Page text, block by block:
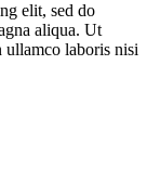
elit, sed do
aliqua. Ut
ullamco laboris nisi